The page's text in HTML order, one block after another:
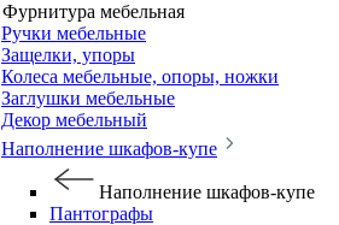
Фурнитура мебельная
Ручки мебельные
Защелки, упоры
Колеса мебельные, опоры, ножки
Заглушки мебельные
Декор мебельный
Наполнение шкафов-купе
Наполнение шкафов-купе
Пантографы